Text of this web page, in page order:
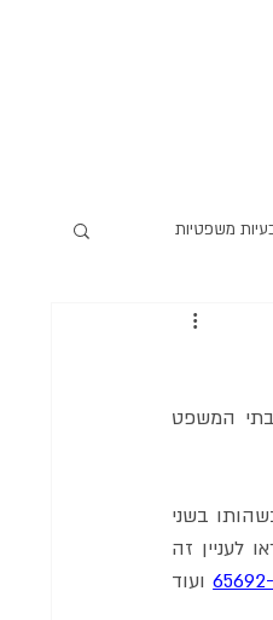
משפטיות